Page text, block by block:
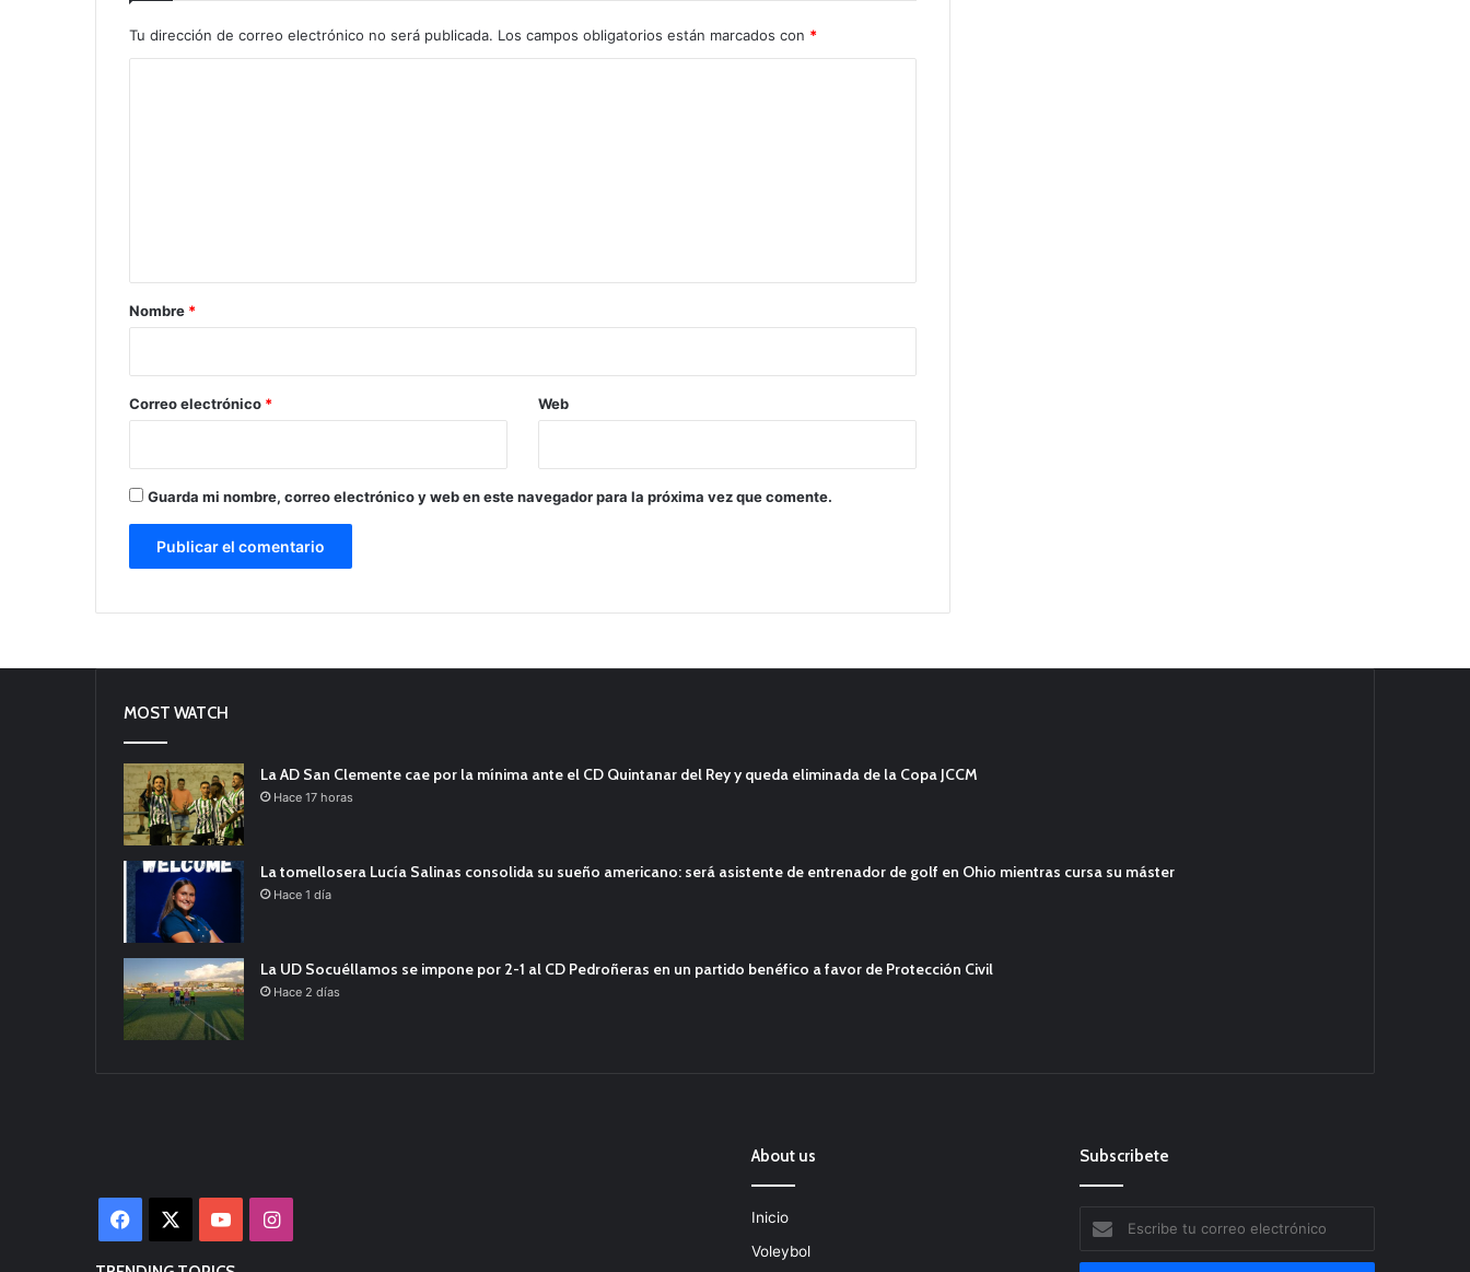
Tu dirección de correo electrónico no será publicada. Los campos obligatorios están marcados con *
r
*
Nombre *
Correo electrónico * Web
Guarda mi nombre, correo electrónico y web en este navegador para la próxima vez que comente.
MOST WATCH
La AD San Clemente cae por la mínima ante el CD Quintanar del Rey y queda eliminada de la Copa JCCM
Hace 17 horas
La tomellosera Lucía Salinas consolida su sueño americano: será asistente de entrenador de golf en Ohio mientras cursa su máster
Hace 1 día
La UD Socuéllamos se impone por 2-1 al CD Pedroñeras en un partido benéfico a favor de Protección Civil
Hace 2 días
Facebook YouTubeInstagram
About us
Inicio
Voleybol
Subscribete
tu
correo